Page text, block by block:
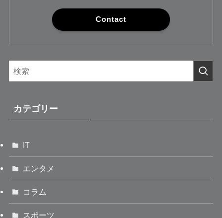
Contact
カテゴリー
IT
エンタメ
コラム
スポーツ